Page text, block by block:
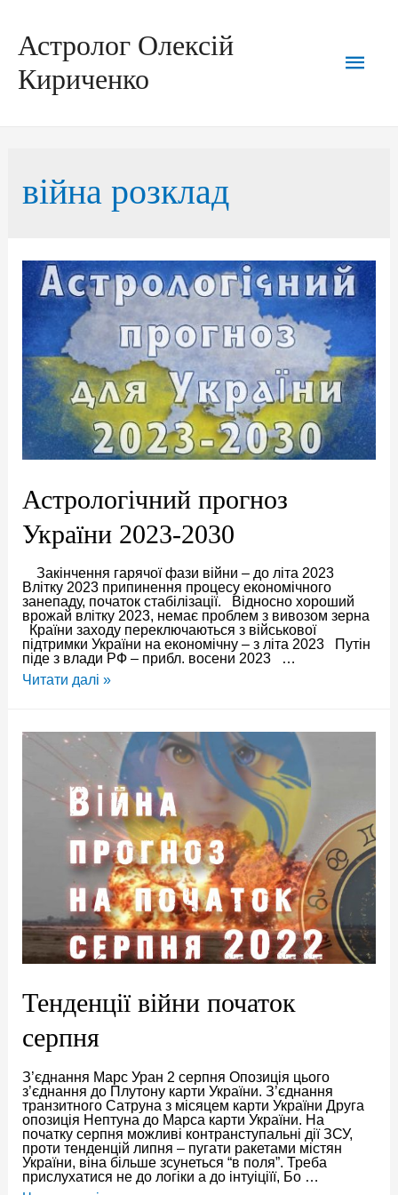
вмістуАстролог Олексій
Кириченко
війна розклад
Астрологічний прогноз
України 2023-2030
Закінчення гарячої фази війни – до літа 2023
Влітку 2023 припинення процесу економічного
занепаду, початок стабілізації. Відносно хороший
врожай влітку 2023, немає проблем з вивозом зерна
Країни заходу переключаються з військової
підтримки України на економічну – з літа 2023 Путін
піде з влади РФ – прибл. восени 2023 …
Астрологічний
2030
Читати далі »
Тенденції війни початок
серпня
З’єднання Марс Уран 2 серпня Опозиція цього
з’єднання до Плутону карти України. З’єднання
транзитного Сатруна з місяцем карти України Друга
опозиція Нептуна до Марса карти України. На
початку серпня можливі контранступальні дії ЗСУ,
проти тенденцій липня – пугати ракетами містян
України, віна більше зсунеться “в поля”. Треба
прислухатися не до логіки а до інтуіціїї, Бо …